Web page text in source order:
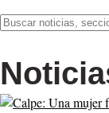
Buscar: